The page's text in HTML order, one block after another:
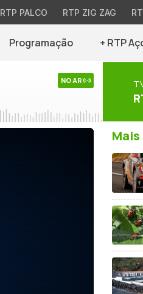
RTP PALCO RTP ZIG ZAG
Programação + RTP
NO AR